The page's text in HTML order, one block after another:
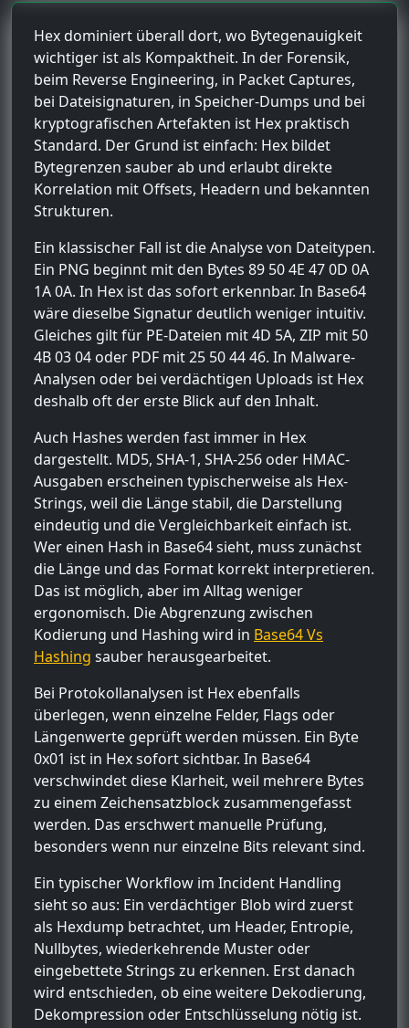
Hex dominiert überall dort, wo Bytegenauigkeit
wichtiger ist als Kompaktheit. In der Forensik,
beim Reverse Engineering, in Packet Captures,
bei Dateisignaturen, in Speicher-Dumps und bei
kryptografischen Artefakten ist Hex praktisch
Standard. Der Grund ist einfach: Hex bildet
Bytegrenzen sauber ab und erlaubt direkte
Korrelation mit Offsets, Headern und bekannten
Strukturen.
Ein klassischer Fall ist die Analyse von Dateitypen.
Ein PNG beginnt mit den Bytes 89 50 4E 47 0D 0A
1A 0A. In Hex ist das sofort erkennbar. In Base64
wäre dieselbe Signatur deutlich weniger intuitiv.
Gleiches gilt für PE-Dateien mit 4D 5A, ZIP mit 50
4B 03 04 oder PDF mit 25 50 44 46. In Malware-
Analysen oder bei verdächtigen Uploads ist Hex
deshalb oft der erste Blick auf den Inhalt.
Auch Hashes werden fast immer in Hex
dargestellt. MD5, SHA-1, SHA-256 oder HMAC-
Ausgaben erscheinen typischerweise als Hex-
Strings, weil die Länge stabil, die Darstellung
eindeutig und die Vergleichbarkeit einfach ist.
Wer einen Hash in Base64 sieht, muss zunächst
die Länge und das Format korrekt interpretieren.
Das ist möglich, aber im Alltag weniger
ergonomisch. Die Abgrenzung zwischen
Kodierung und Hashing wird in Base64 Vs
Hashing sauber herausgearbeitet.
Bei Protokollanalysen ist Hex ebenfalls
überlegen, wenn einzelne Felder, Flags oder
Längenwerte geprüft werden müssen. Ein Byte
0x01 ist in Hex sofort sichtbar. In Base64
verschwindet diese Klarheit, weil mehrere Bytes
zu einem Zeichensatzblock zusammengefasst
werden. Das erschwert manuelle Prüfung,
besonders wenn nur einzelne Bits relevant sind.
Ein typischer Workflow im Incident Handling
sieht so aus: Ein verdächtiger Blob wird zuerst
als Hexdump betrachtet, um Header, Entropie,
Nullbytes, wiederkehrende Muster oder
eingebettete Strings zu erkennen. Erst danach
wird entschieden, ob eine weitere Dekodierung,
Dekompression oder Entschlüsselung nötig ist.